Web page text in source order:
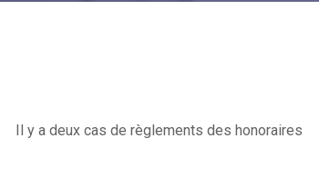
Il y a deux cas de règlements des honoraires